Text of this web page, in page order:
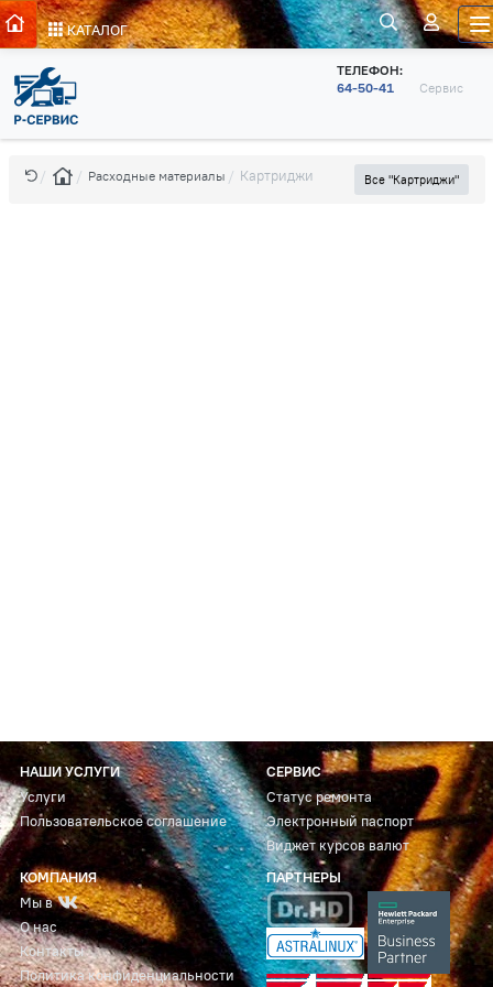
КАТАЛОГ
ТЕЛЕФОН:
64-50-41
Сервис
Расходные материалы Картриджи Все "Картриджи"
НАШИ УСЛУГИ
Услуги
Пользовательское соглашение
СЕРВИС
Статус ремонта
Электронный паспорт
Виджет курсов валют
КОМПАНИЯ
Мы в
О нас
Контакты
Политика конфиденциальности
ПАРТНЕРЫ